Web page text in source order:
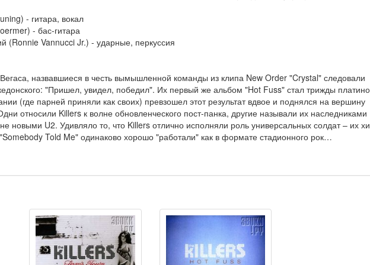
- гитара, вокал
- бас-гитара
(Ronnie Vannucci Jr.) - ударные, перкуссия
назвавшиеся в честь вымышленной команды из клипа New Order "Crystal" следовали
"Пришел, увидел, победил". Их первый же альбом "Hot Fuss" стал трижды
(где парней приняли как своих) превзошел этот результат вдвое и поднялся на вершину
относили Killers к волне обновленческого пост-панка, другие называли их наследниками
новыми U2. Удивляло то, что Killers отлично исполняли роль универсальных солдат – их
Told Me" одинаково хорошо "работали" как в формате стадионного рок…